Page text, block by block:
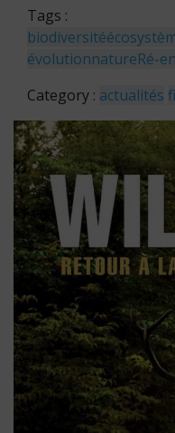
Tags :
biodiversité
évolutionnatureRé-
Category : actualités